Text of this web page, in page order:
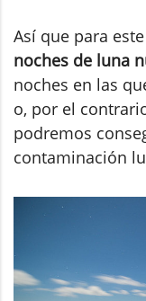
Así que para
noches de luna
noches en las
o, por el
podremos
contaminación